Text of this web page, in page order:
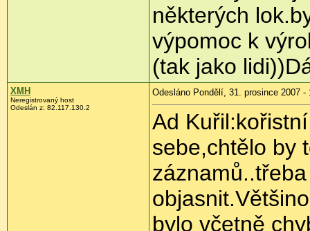
některých
výpomoc k
(tak jako
XMH
Neregistrovaný host
Odeslán z: 82.117.130.2
Odesláno Pondělí, 31. prosince 2007 -
Ad
sebe,chtělo by
bylo včetně